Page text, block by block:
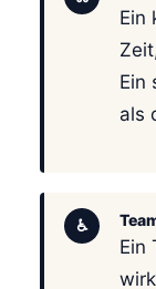
Ein
Ein
als
♿
Ein